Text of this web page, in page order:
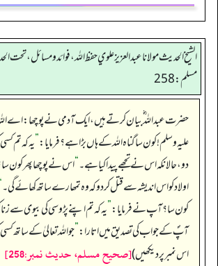
الشيخ الحديث مولانا عبدالعزيز علوي حفظ الله، فوائد و مسائل، تحت
مسلم: 258
حضرت عبداللہ ؓ بیان کرتے ہیں، ایک آدمی نے پوچھا: اے
علیہ وسلم ! کون سا گناہ اللہ کے ہاں بڑا ہے؟ فرمایا:”یہ کہ تم
دو، حالانکہ اس نے تجھے پیدا کیا ہے۔“اس نے پوچھا پھر کون
اولاد کو اس اندیشہ سے قتل کردو کہ وہ تمھارے ساتھ کھائے گی۔
کون سا؟ آپ نے فرمایا:”یہ کہ تم اپنے پڑوسی کی بیوی سے
آپؐ کے جواب کی تصدیق میں اتارا:”جو اللہ تعالیٰ کے
اس نمبر پر دیکھیں)[صحيح مسلم، حديث نمبر:258]